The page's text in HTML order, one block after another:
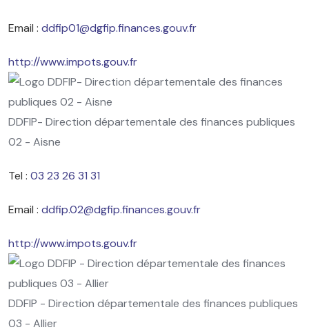
Email : ddfip01@dgfip.finances.gouv.fr
http://www.impots.gouv.fr
DDFIP- Direction départementale des finances publiques
02 - Aisne
Tel : 03 23 26 31 31
Email : ddfip.02@dgfip.finances.gouv.fr
http://www.impots.gouv.fr
DDFIP - Direction départementale des finances publiques
03 - Allier